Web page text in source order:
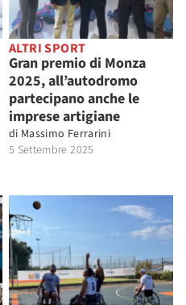
ALTRI SPORT
Gran premio di Monza
2025, all’autodromo
partecipano anche le
imprese artigiane
di Massimo Ferrarini
5 Settembre 2025